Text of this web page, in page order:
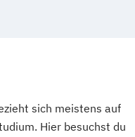
von
sich meistens auf
Hier besuchst du